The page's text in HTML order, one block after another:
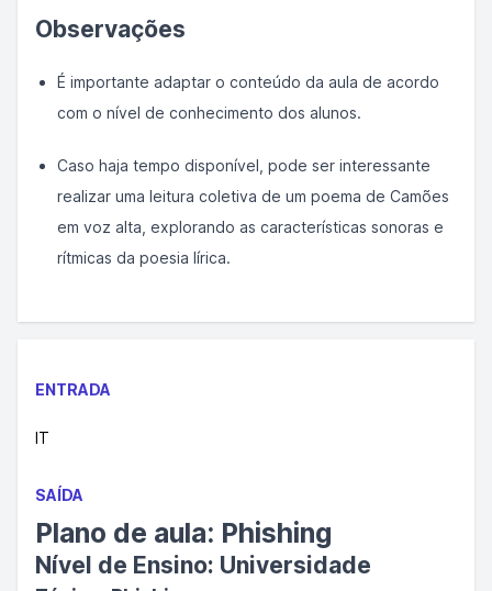
Observações
É importante adaptar o conteúdo da aula de acordo
com o nível de conhecimento dos alunos.
Caso haja tempo disponível, pode ser interessante
realizar uma leitura coletiva de um poema de Camões
em voz alta, explorando as características sonoras e
rítmicas da poesia lírica.
ENTRADA
IT
SAÍDA
Plano de aula: Phishing
Nível de Ensino: Universidade